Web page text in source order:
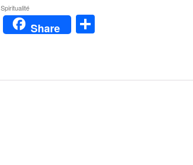
Spiritualité
Share